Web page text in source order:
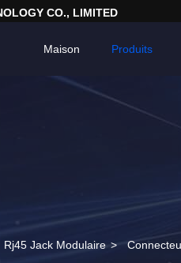
CO., LIMITED
Maison Produits
Rj45 Jack Modulaire >